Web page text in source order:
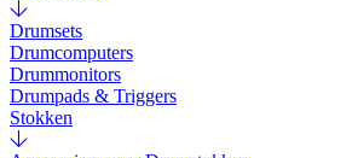
Drumsets
Drumcomputers
Drummonitors
Drumpads & Triggers
Stokken